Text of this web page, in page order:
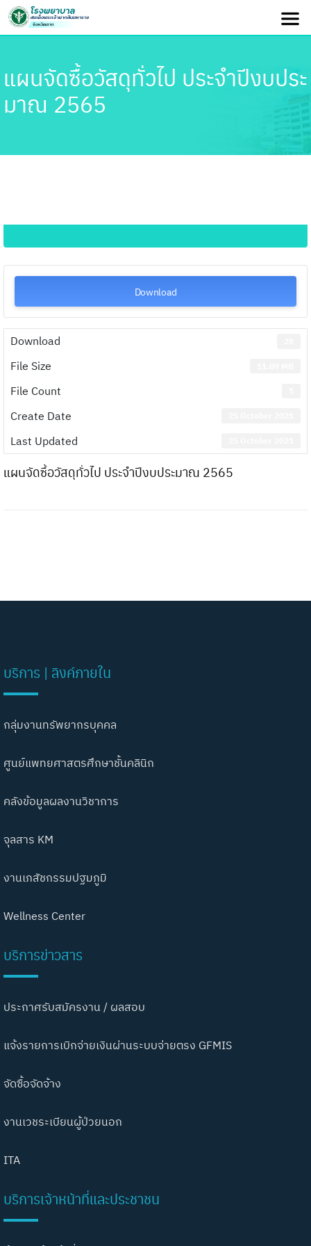
แผนจัดซื้อวัสดุทั่วไป ประจำปีงบประ
มาณ 2565
Download
Download
File Size
File Count
Create Date
Last Updated
แผนจัดซื้อวัสดุทั่วไป ประจำปีงบประมาณ 2565
บริการ | ลิงค์ภายใน
กลุ่มงานทรัพยากรบุคคล
ศูนย์แพทยศาสตรศึกษาชั้นคลินิก
คลังข้อมูลผลงานวิชาการ
จุลสาร KM
งานเภสัชกรรมปฐมภูมิ
Wellness Center
บริการข่าวสาร
ประกาศรับสมัครงาน / ผลสอบ
แจ้งรายการเบิกจ่ายเงินผ่านระบบจ่ายตรง GFMIS
จัดซื้อจัดจ้าง
งานเวชระเบียนผู้ป่วยนอก
ITA
บริการเจ้าหน้าที่และประชาชน